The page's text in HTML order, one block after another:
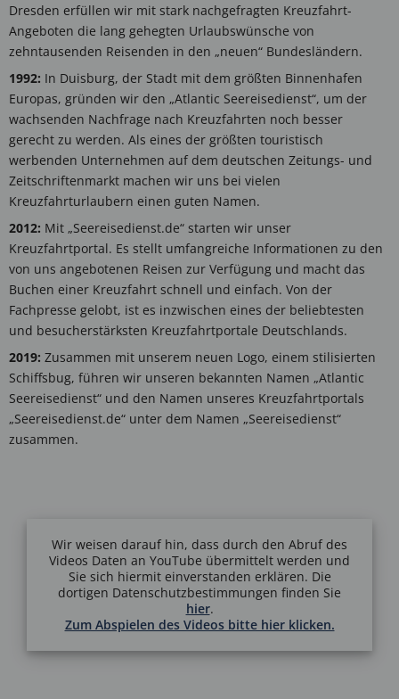
Dresden erfüllen wir mit stark nachgefragten Kreuzfahrt-
Angeboten die lang gehegten Urlaubswünsche von
zehntausenden Reisenden in den „neuen“ Bundesländern.
1992: In Duisburg, der Stadt mit dem größten Binnenhafen
Europas, gründen wir den „Atlantic Seereisedienst“, um der
wachsenden Nachfrage nach Kreuzfahrten noch besser
gerecht zu werden. Als eines der größten touristisch
werbenden Unternehmen auf dem deutschen Zeitungs- und
Zeitschriftenmarkt machen wir uns bei vielen
Kreuzfahrturlaubern einen guten Namen.
2012: Mit „Seereisedienst.de“ starten wir unser
Kreuzfahrtportal. Es stellt umfangreiche Informationen zu den
von uns angebotenen Reisen zur Verfügung und macht das
Buchen einer Kreuzfahrt schnell und einfach. Von der
Fachpresse gelobt, ist es inzwischen eines der beliebtesten
und besucherstärksten Kreuzfahrtportale Deutschlands.
2019: Zusammen mit unserem neuen Logo, einem stilisierten
Schiffsbug, führen wir unseren bekannten Namen „Atlantic
Seereisedienst“ und den Namen unseres Kreuzfahrtportals
„Seereisedienst.de“ unter dem Namen „Seereisedienst“
zusammen.
Wir weisen darauf hin, dass durch den Abruf des
Videos Daten an YouTube übermittelt werden und
Sie sich hiermit einverstanden erklären. Die
dortigen Datenschutzbestimmungen finden Sie
hier.
Zum Abspielen des Videos bitte hier klicken.